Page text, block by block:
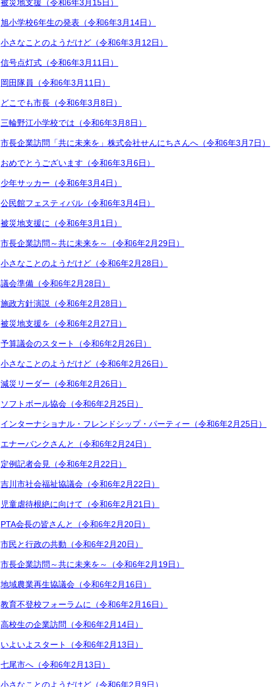
被災地支援（令和6年3月15日）
旭小学校6年生の発表（令和6年3月14日）
小さなことのようだけど（令和6年3月12日）
信号点灯式（令和6年3月11日）
岡田隊員（令和6年3月11日）
どこでも市長（令和6年3月8日）
三輪野江小学校では（令和6年3月8日）
市長企業訪問「共に未来を」株式会社せんにちさんへ（令和6年3月7日）
おめでとうございます（令和6年3月6日）
少年サッカー（令和6年3月4日）
公民館フェスティバル（令和6年3月4日）
被災地支援に（令和6年3月1日）
市長企業訪問～共に未来を～（令和6年2月29日）
小さなことのようだけど（令和6年2月28日）
議会準備（令和6年2月28日）
施政方針演説（令和6年2月28日）
被災地支援を（令和6年2月27日）
予算議会のスタート（令和6年2月26日）
小さなことのようだけど（令和6年2月26日）
減災リーダー（令和6年2月26日）
ソフトボール協会（令和6年2月25日）
インターナショナル・フレンドシップ・パーティー（令和6年2月25日）
エナーバンクさんと（令和6年2月24日）
定例記者会見（令和6年2月22日）
吉川市社会福祉協議会（令和6年2月22日）
児童虐待根絶に向けて（令和6年2月21日）
PTA会長の皆さんと（令和6年2月20日）
市民と行政の共動（令和6年2月20日）
市長企業訪問～共に未来を～（令和6年2月19日）
地域農業再生協議会（令和6年2月16日）
教育不登校フォーラムに（令和6年2月16日）
高校生の企業訪問（令和6年2月14日）
いよいよスタート（令和6年2月13日）
七尾市へ（令和6年2月13日）
小さなことのようだけど（令和6年2月9日）